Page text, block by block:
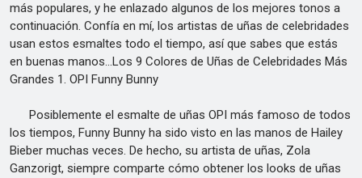
más populares, y he enlazado algunos de los mejores tonos a
continuación. Confía en mí, los artistas de uñas de celebridades
usan estos esmaltes todo el tiempo, así que sabes que estás
en buenas manos...Los 9 Colores de Uñas de Celebridades Más
Grandes 1. OPI Funny Bunny
Posiblemente el esmalte de uñas OPI más famoso de todos
los tiempos, Funny Bunny ha sido visto en las manos de Hailey
Bieber muchas veces. De hecho, su artista de uñas, Zola
Ganzorigt, siempre comparte cómo obtener los looks de uñas